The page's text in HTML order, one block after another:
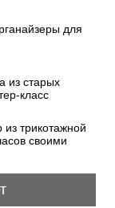
для
из старых
класс
трикотажной
своими